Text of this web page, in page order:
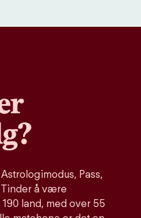
Pass,
Tinder å være
land, med over 55